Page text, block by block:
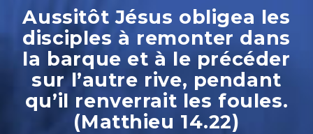
Aussitôt Jésus obligea les
disciples à remonter dans
la barque et à le précéder
sur l’autre rive, pendant
qu’il renverrait les foules.
(Matthieu 14.22)